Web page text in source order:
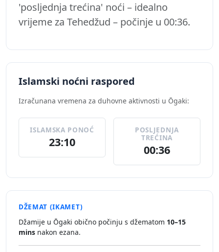
'posljednja trećina' noći – idealno
vrijeme za Tehedžud – počinje u 00:36.
Islamski noćni raspored
Izračunana vremena za duhovne aktivnosti u Ōgaki:
ISLAMSKA PONOĆ
23:10
POSLJEDNJA
TREĆINA
00:36
DŽEMAT (IKAMET)
Džamije u Ōgaki obično počinju s džematom 10–15
mins nakon ezana.